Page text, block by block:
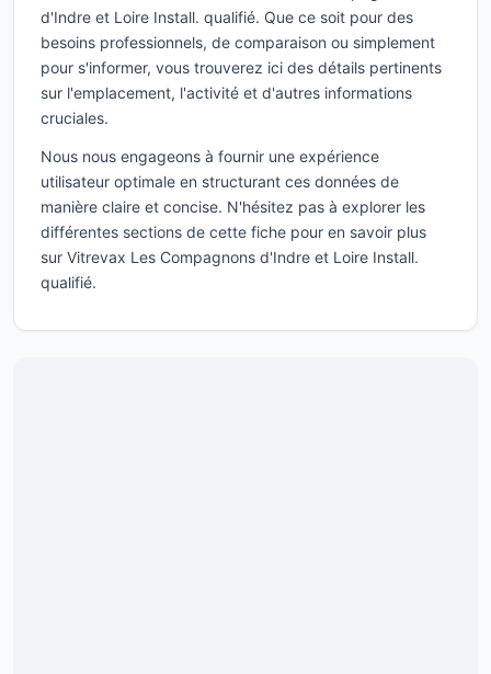
d'Indre et Loire Install. qualifié. Que ce soit pour des
besoins professionnels, de comparaison ou simplement
pour s'informer, vous trouverez ici des détails pertinents
sur l'emplacement, l'activité et d'autres informations
cruciales.
Nous nous engageons à fournir une expérience
utilisateur optimale en structurant ces données de
manière claire et concise. N'hésitez pas à explorer les
différentes sections de cette fiche pour en savoir plus
sur Vitrevax Les Compagnons d'Indre et Loire Install.
qualifié.